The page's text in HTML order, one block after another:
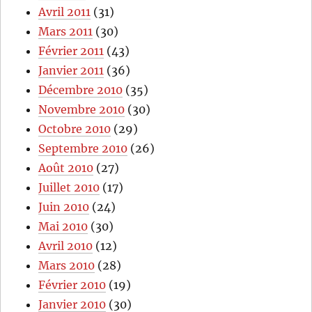
Avril 2011 (31)
Mars 2011 (30)
Février 2011 (43)
Janvier 2011 (36)
Décembre 2010 (35)
Novembre 2010 (30)
Octobre 2010 (29)
Septembre 2010 (26)
Août 2010 (27)
Juillet 2010 (17)
Juin 2010 (24)
Mai 2010 (30)
Avril 2010 (12)
Mars 2010 (28)
Février 2010 (19)
Janvier 2010 (30)